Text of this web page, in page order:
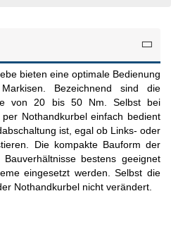
bieten eine optimale Bedienung
Bezeichnend sind die
von 20 bis 50 Nm. Selbst bei
Nothandkurbel einfach bedient
ist, egal ob Links- oder
Die kompakte Bauform der
bestens geeignet
eingesetzt werden. Selbst die
Nothandkurbel nicht verändert.